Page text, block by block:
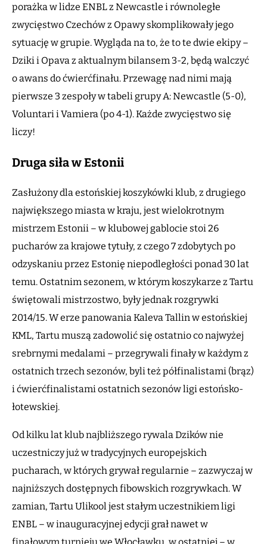
porażka w lidze ENBL z Newcastle i równoległe
zwycięstwo Czechów z Opawy skomplikowały jego
sytuację w grupie. Wygląda na to, że to te dwie ekipy –
Dziki i Opava z aktualnym bilansem 3-2, będą walczyć
o awans do ćwierćfinału. Przewagę nad nimi mają
pierwsze 3 zespoły w tabeli grupy A: Newcastle (5-0),
Voluntari i Vamiera (po 4-1). Każde zwycięstwo się
liczy!
Druga siła w Estonii
Zasłużony dla estońskiej koszykówki klub, z drugiego
największego miasta w kraju, jest wielokrotnym
mistrzem Estonii – w klubowej gablocie stoi 26
pucharów za krajowe tytuły, z czego 7 zdobytych po
odzyskaniu przez Estonię niepodległości ponad 30 lat
temu. Ostatnim sezonem, w którym koszykarze z Tartu
świętowali mistrzostwo, były jednak rozgrywki
2014/15. W erze panowania Kaleva Tallin w estońskiej
KML, Tartu muszą zadowolić się ostatnio co najwyżej
srebrnymi medalami – przegrywali finały w każdym z
ostatnich trzech sezonów, byli też półfinalistami (brąz)
i ćwierćfinalistami ostatnich sezonów ligi estońsko-
łotewskiej.
Od kilku lat klub najbliższego rywala Dzików nie
uczestniczy już w tradycyjnych europejskich
pucharach, w których grywał regularnie – zazwyczaj w
najniższych dostępnych fibowskich rozgrywkach. W
zamian, Tartu Ulikool jest stałym uczestnikiem ligi
ENBL – w inauguracyjnej edycji grał nawet w